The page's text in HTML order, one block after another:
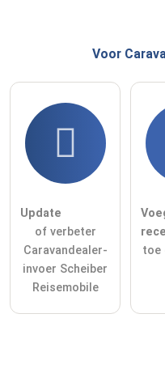
Voor
Update
of verbeter
Caravandealer-
invoer Scheiber
Reisemobile
toe